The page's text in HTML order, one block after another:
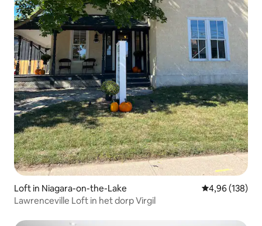
Loft in Niagara-on-the-Lake Gemiddelde
4,96 (138)
Lawrenceville Loft in het dorp Virgil